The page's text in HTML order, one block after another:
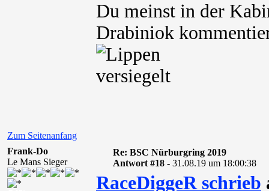
Du meinst in der
Drabiniok
Zum Seitenanfang
Frank-Do
Le Mans Sieger
Re: BSC Nürburgring 2019
Antwort #18 - 31.08.19 um 18:00:38
RaceDiggeR schrieb